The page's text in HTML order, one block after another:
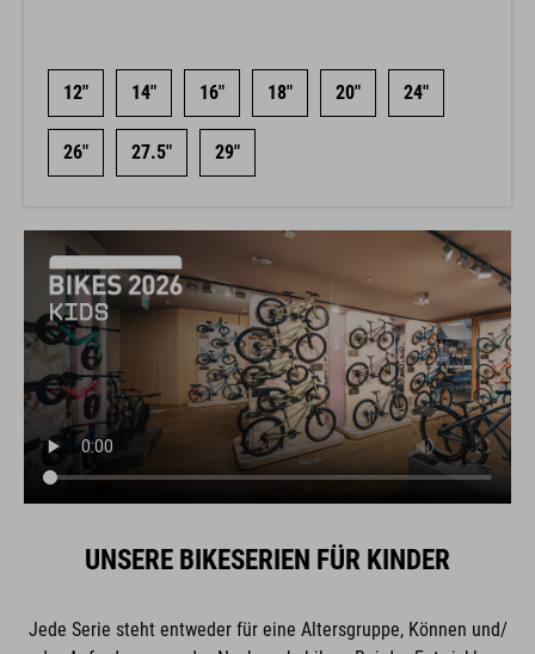
12" 14" 16" 18" 20" 24"
26" 27.5" 29"
UNSERE BIKESERIEN FÜR KINDER
Jede Serie steht entweder für eine Altersgruppe, Können und/